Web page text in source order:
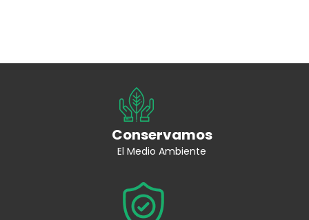
Conservamos
El Medio Ambiente